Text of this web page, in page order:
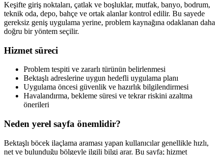
Keşifte giriş noktaları, çatlak ve boşluklar, mutfak, banyo, bodrum,
teknik oda, depo, bahçe ve ortak alanlar kontrol edilir. Bu sayede
gereksiz geniş uygulama yerine, problem kaynağına odaklanan daha
doğru bir yöntem seçilir.
Hizmet süreci
Problem tespiti ve zararlı türünün belirlenmesi
Bektaşlı adreslerine uygun hedefli uygulama planı
Uygulama öncesi güvenlik ve hazırlık bilgilendirmesi
Havalandırma, bekleme süresi ve tekrar riskini azaltma
önerileri
Neden yerel sayfa önemlidir?
Bektaşlı böcek ilaçlama araması yapan kullanıcılar genellikle hızlı,
net ve bulunduğu bölgeyle ilgili bilgi arar. Bu sayfa; hizmet